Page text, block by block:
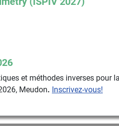
et méthodes inverses pour
Meudon. Inscrivez-vous!